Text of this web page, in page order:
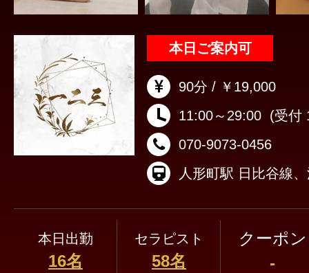
本日ご案内可
90分 / ￥19,000
11:00～29:00 (受付
070-9073-0456
本日出勤
16名
セラピスト
58名
クーポン
-